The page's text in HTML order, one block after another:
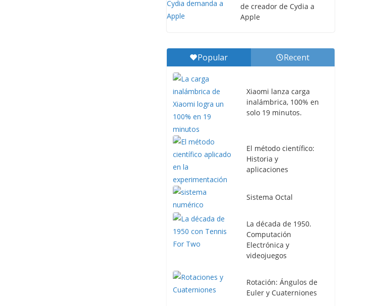
de creador de Cydia a
Apple
Popular Recent
Xiaomi lanza carga
inalámbrica, 100% en
solo 19 minutos.
El método científico:
Historia y
aplicaciones
Sistema Octal
La década de 1950.
Computación
Electrónica y
videojuegos
Rotación: Ángulos de
Euler y Cuaterniones